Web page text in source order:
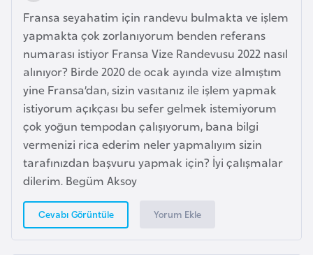
Fransa seyahatim için randevu bulmakta ve işlem
yapmakta çok zorlanıyorum benden referans
numarası istiyor Fransa Vize Randevusu 2022 nasıl
alınıyor? Birde 2020 de ocak ayında vize almıştım
yine Fransa’dan, sizin vasıtanız ile işlem yapmak
istiyorum açıkçası bu sefer gelmek istemiyorum
çok yoğun tempodan çalışıyorum, bana bilgi
vermenizi rica ederim neler yapmalıyım sizin
tarafınızdan başvuru yapmak için? İyi çalışmalar
dilerim. Begüm Aksoy
Cevabı Görüntüle Yorum Ekle
İ
s
v
i
ç
r
e
İ
l